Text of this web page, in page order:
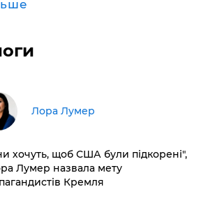
​Лора Лумер
хочуть, щоб США були підкорені",
Лумер назвала мету
Кремля